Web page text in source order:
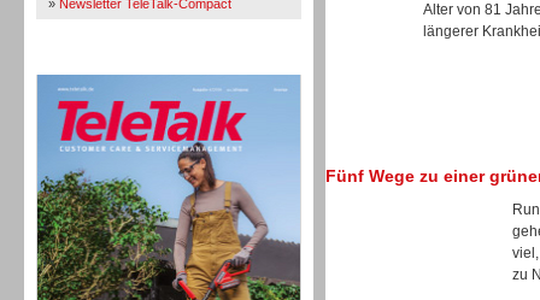
» Newsletter TeleTalk-Compact
Alter von 81
längerer
Fünf Wege zu einer
zu